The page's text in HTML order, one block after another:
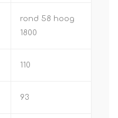
rond 58 hoog
1800
110
93